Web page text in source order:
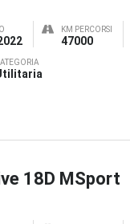
KM PERCORSI
47000
18D MSport